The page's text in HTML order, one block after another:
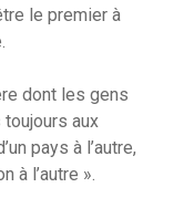
le premier à
dont les gens
aux
pays à l’autre,
à l’autre ».